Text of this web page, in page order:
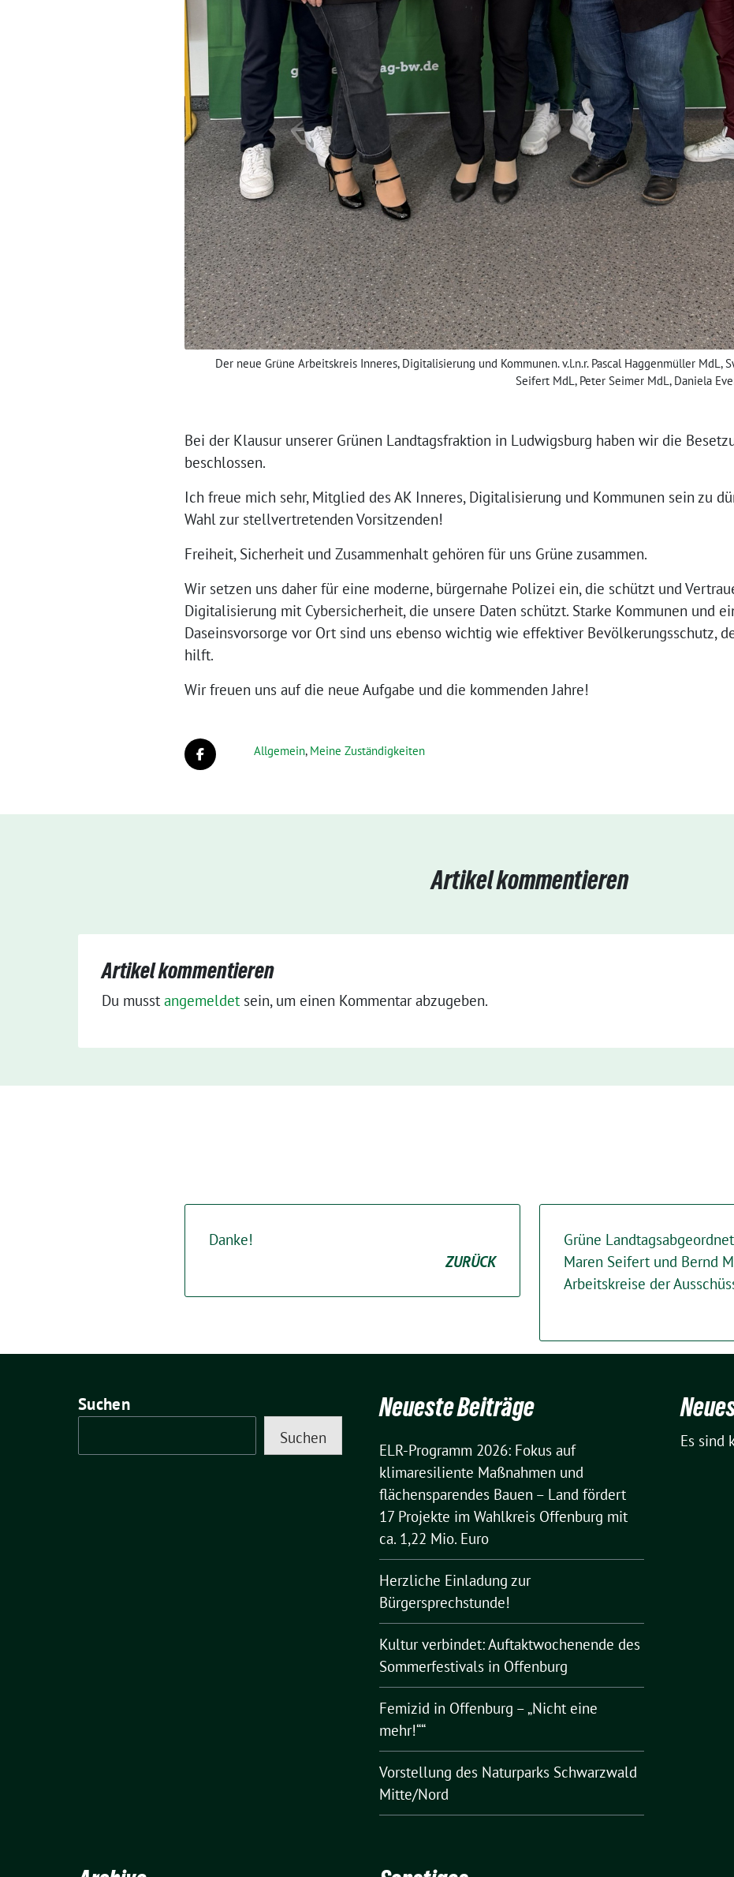
Der neue Grüne Arbeitskreis Inneres, Digitalisierung und Kommunen. v.l.n.r. Pascal Haggenmüller MdL,
Seifert MdL, Peter Seimer MdL, Daniela
Bei der Klausur unserer Grünen Landtagsfraktion in Ludwigsburg haben wir die
beschlossen.
Ich freue mich sehr, Mitglied des AK Inneres, Digitalisierung und Kommunen sein zu
Wahl zur stellvertretenden Vorsitzenden!
Freiheit, Sicherheit und Zusammenhalt gehören für uns Grüne zusammen.
Wir setzen uns daher für eine moderne, bürgernahe Polizei ein, die schützt und
Digitalisierung mit Cybersicherheit, die unsere Daten schützt. Starke Kommunen und
Daseinsvorsorge vor Ort sind uns ebenso wichtig wie effektiver Bevölkerungsschutz,
hilft.
Wir freuen uns auf die neue Aufgabe und die kommenden Jahre!
Allgemein, Meine Zuständigkeiten
Artikel kommentieren
Artikel kommentieren
Du musst angemeldet sein, um einen Kommentar abzugeben.
Danke!
ZURÜCK
Grüne
Maren Seifert und Bernd
Arbeitskreise der
Suchen
Suchen
Neueste Beiträge
ELR-Programm 2026: Fokus auf
klimaresiliente Maßnahmen und
flächensparendes Bauen – Land fördert
17 Projekte im Wahlkreis Offenburg mit
ca. 1,22 Mio. Euro
Herzliche Einladung zur
Bürgersprechstunde!
Kultur verbindet: Auftaktwochenende des
Sommerfestivals in Offenburg
Femizid in Offenburg – „Nicht eine
mehr!““
Vorstellung des Naturparks Schwarzwald
Mitte/Nord
Es sind